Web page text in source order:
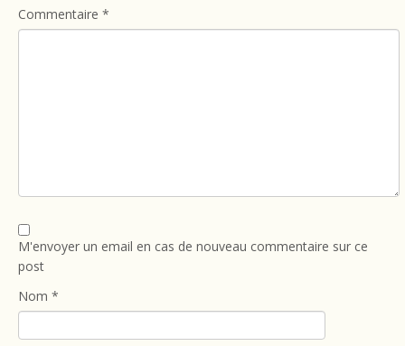
Commentaire *
M'envoyer un email en cas de nouveau commentaire sur ce
post
Nom *